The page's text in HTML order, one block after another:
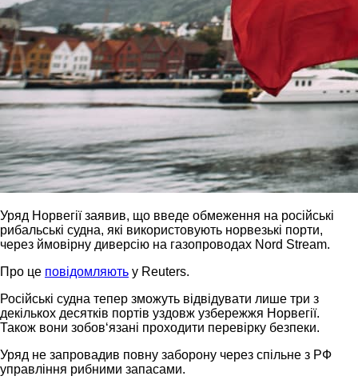
Уряд Норвегії заявив, що введе обмеження на російські
рибальські судна, які використовують норвезькі порти,
через ймовірну диверсію на газопроводах Nord Stream.
Про це повідомляють у Reuters.
Російські судна тепер зможуть відвідувати лише три з
декількох десятків портів уздовж узбережжя Норвегії.
Також вони зобов‘язані проходити перевірку безпеки.
Уряд не запровадив повну заборону через спільне з РФ
управління рибними запасами.